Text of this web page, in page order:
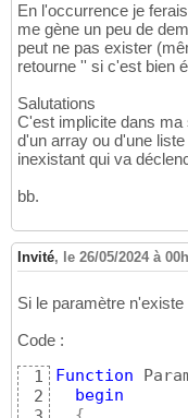
En l'occurrence je
me gène un peu de
peut ne pas exister
retourne '' si c'est bien
Salutations
C'est implicite dans ma
d'un array ou d'une
inexistant qui va
bb.
Invité, le 26/05/2024 à
Si le paramètre
Code :
1
2
Function
begin